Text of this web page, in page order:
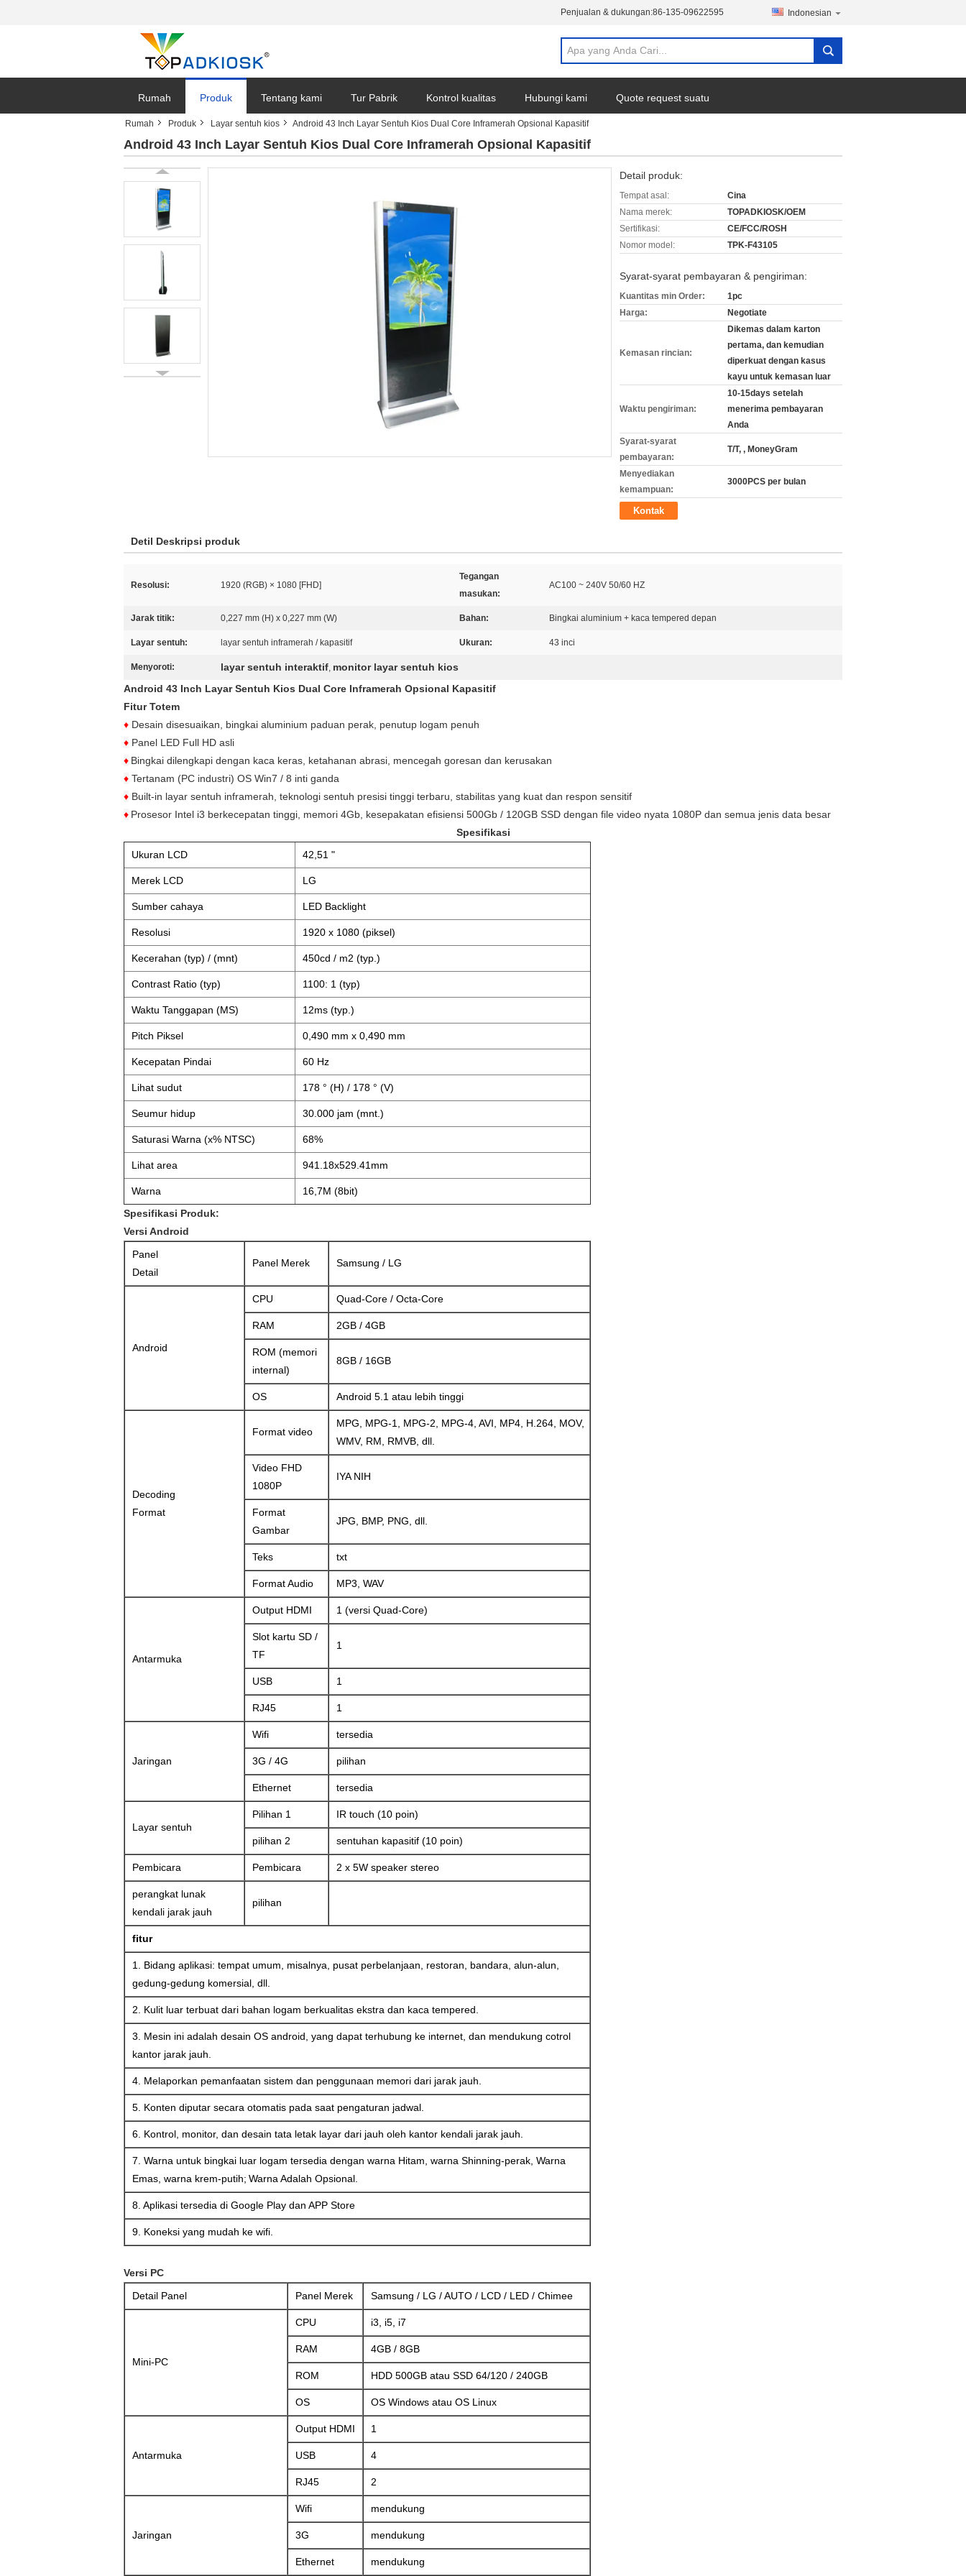
Penjualan & dukungan:86-135-09622595 Indonesian
Rumah Produk Tentang kami Tur Pabrik Kontrol kualitas Hubungi kami Quote request suatu
Rumah Produk Layar sentuh kios Android 43 Inch Layar Sentuh Kios Dual Core Inframerah Opsional Kapasitif
Android 43 Inch Layar Sentuh Kios Dual Core Inframerah Opsional Kapasitif
Detail produk:
Tempat asal:
Cina
Nama merek:
TOPADKIOSK/OEM
Sertifikasi:
CE/FCC/ROSH
Nomor model:
TPK-F43105
Syarat-syarat pembayaran & pengiriman:
Kuantitas min Order:
1pc
Harga:
Negotiate
Kemasan rincian:
Dikemas dalam karton
pertama, dan kemudian
diperkuat dengan kasus
kayu untuk kemasan luar
Waktu pengiriman:
10-15days setelah
menerima pembayaran
Anda
Syarat-syarat
pembayaran:
T/T, , MoneyGram
Menyediakan
kemampuan:
3000PCS per bulan
Kontak
Detil Deskripsi produk
Resolusi: 1920 (RGB) × 1080 [FHD]
Tegangan
masukan:
AC100 ~ 240V 50/60 HZ
Jarak titik: 0,227 mm (H) x 0,227 mm (W) Bahan: Bingkai aluminium + kaca tempered depan
Layar sentuh: layar sentuh inframerah / kapasitif Ukuran: 43 inci
Menyoroti: layar sentuh interaktif, monitor layar sentuh kios
Android 43 Inch Layar Sentuh Kios Dual Core Inframerah Opsional Kapasitif
Fitur Totem
♦ Desain disesuaikan, bingkai aluminium paduan perak, penutup logam penuh
♦ Panel LED Full HD asli
♦ Bingkai dilengkapi dengan kaca keras, ketahanan abrasi, mencegah goresan dan kerusakan
♦ Tertanam (PC industri) OS Win7 / 8 inti ganda
♦ Built-in layar sentuh inframerah, teknologi sentuh presisi tinggi terbaru, stabilitas yang kuat dan respon sensitif
♦ Prosesor Intel i3 berkecepatan tinggi, memori 4Gb, kesepakatan efisiensi 500Gb / 120GB SSD dengan file video nyata 1080P dan semua jenis data besar
Spesifikasi
Ukuran LCD
42,51 "
Merek LCD LG
Sumber cahaya LED Backlight
Resolusi 1920 x 1080 (piksel)
Kecerahan (typ) / (mnt) 450cd / m2 (typ.)
Contrast Ratio (typ) 1100: 1 (typ)
Waktu Tanggapan (MS) 12ms (typ.)
Pitch Piksel 0,490 mm x 0,490 mm
Kecepatan Pindai 60 Hz
Lihat sudut 178 ° (H) / 178 ° (V)
Seumur hidup 30.000 jam (mnt.)
Saturasi Warna (x% NTSC) 68%
Lihat area 941.18x529.41mm
Warna
16,7M (8bit)
Spesifikasi Produk:
Versi Android
Panel
Detail
Panel Merek Samsung / LG
Android
CPU Quad-Core / Octa-Core
RAM 2GB / 4GB
ROM (memori
internal)
8GB / 16GB
OS Android 5.1 atau lebih tinggi
Decoding
Format
Format video
MPG, MPG-1, MPG-2, MPG-4, AVI, MP4, H.264, MOV,
WMV, RM, RMVB, dll.
Video FHD
1080P
IYA NIH
Format
Gambar
JPG, BMP, PNG, dll.
Teks txt
Format Audio MP3, WAV
Antarmuka
Output HDMI 1 (versi Quad-Core)
Slot kartu SD /
TF
1
USB 1
RJ45 1
Jaringan
Wifi tersedia
3G / 4G pilihan
Ethernet tersedia
Layar sentuh
Pilihan 1 IR touch (10 poin)
pilihan 2 sentuhan kapasitif (10 poin)
Pembicara Pembicara 2 x 5W speaker stereo
perangkat lunak
kendali jarak jauh
pilihan
fitur
1. Bidang aplikasi: tempat umum, misalnya, pusat perbelanjaan, restoran, bandara, alun-alun,
gedung-gedung komersial, dll.
2. Kulit luar terbuat dari bahan logam berkualitas ekstra dan kaca tempered.
3. Mesin ini adalah desain OS android, yang dapat terhubung ke internet, dan mendukung cotrol
kantor jarak jauh.
4. Melaporkan pemanfaatan sistem dan penggunaan memori dari jarak jauh.
5. Konten diputar secara otomatis pada saat pengaturan jadwal.
6. Kontrol, monitor, dan desain tata letak layar dari jauh oleh kantor kendali jarak jauh.
7. Warna untuk bingkai luar logam tersedia dengan warna Hitam, warna Shinning-perak, Warna
Emas, warna krem-putih; Warna Adalah Opsional.
8. Aplikasi tersedia di Google Play dan APP Store
9. Koneksi yang mudah ke wifi.
Versi PC
Detail Panel
Panel Merek Samsung / LG / AUTO / LCD / LED / Chimee
Mini-PC
CPU i3, i5, i7
RAM 4GB / 8GB
ROM HDD 500GB atau SSD 64/120 / 240GB
OS OS Windows atau OS Linux
Antarmuka
Output HDMI 1
USB 4
RJ45 2
Jaringan
Wifi mendukung
3G mendukung
Ethernet mendukung